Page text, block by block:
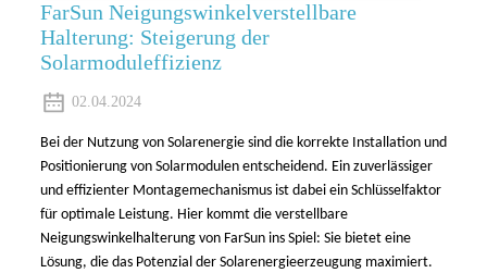
FarSun Neigungswinkelverstellbare
Halterung: Steigerung der
Solarmoduleffizienz
02.04.2024
Bei der Nutzung von Solarenergie sind die korrekte Installation und
Positionierung von Solarmodulen entscheidend. Ein zuverlässiger
und effizienter Montagemechanismus ist dabei ein Schlüsselfaktor
für optimale Leistung. Hier kommt die verstellbare
Neigungswinkelhalterung von FarSun ins Spiel: Sie bietet eine
Lösung, die das Potenzial der Solarenergieerzeugung maximiert.